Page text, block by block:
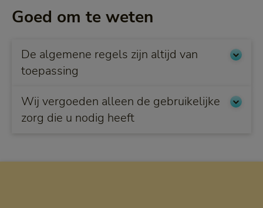
Goed om te weten
De algemene regels zijn altijd van
toepassing
Wij vergoeden alleen de gebruikelijke
zorg die u nodig heeft